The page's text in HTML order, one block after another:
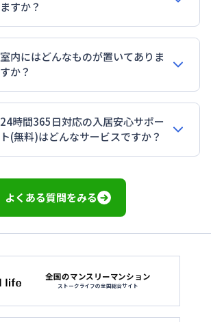
ますか？
室内にはどんなものが置いてありま
すか？
24時間365日対応の入居安心サポー
ト(無料)はどんなサービスですか？
よくある質問をみる
全国のマンスリーマンション
ストークライフの全国総合サイト